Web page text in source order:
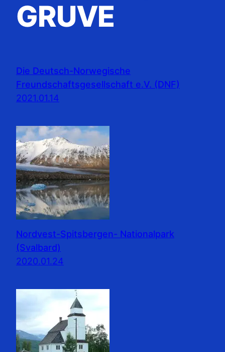
GRUVE
Die Deutsch-Norwegische
Freundschaftsgesellschaft e.V. (DNF)
2021.01.14
Nordvest-Spitsbergen- Nationalpark
(Svalbard)
2020.01.24